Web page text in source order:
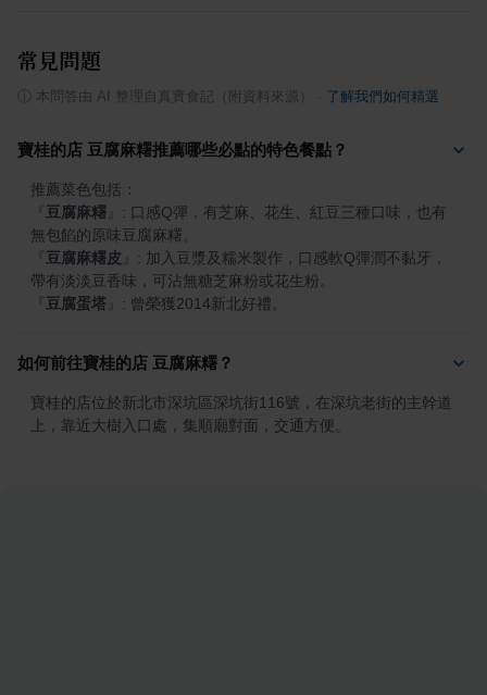
常見問題
本問答由 AI 整理自真實食記（附資料來源） 了解我們如何精選
寶桂的店 豆腐麻糬推薦哪些必點的特色餐點？
豆腐麻糬
: 口感Q彈，有芝麻、花生、紅豆三種口味，也有
豆腐麻糬皮
: 加入豆漿及糯米製作，口感軟Q彈潤不黏牙，
豆腐蛋塔 : 曾榮獲2014新北好禮。
如何前往寶桂的店 豆腐麻糬？
寶桂的店位於新北市深坑區深坑街116號，在深坑老街的主幹道
上，靠近大樹入口處，集順廟對面，交通方便。